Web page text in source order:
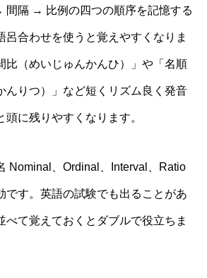
隔 → 比例の四つの順序を記憶する
呂合わせを使うと覚えやすくなりま
比（めいじゅんかんひ）」や「名順
んりつ）」など短くリズム良く発音
頭に残りやすくなります。
Nominal、Ordinal、Interval、Ratio
です。英語の試験でも出ることがあ
べて覚えておくとダブルで役立ちま